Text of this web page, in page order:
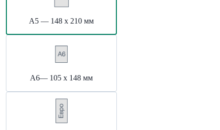
А5 — 148 х 210 мм
А6— 105 х 148 мм